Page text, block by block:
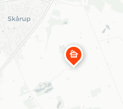
cabin